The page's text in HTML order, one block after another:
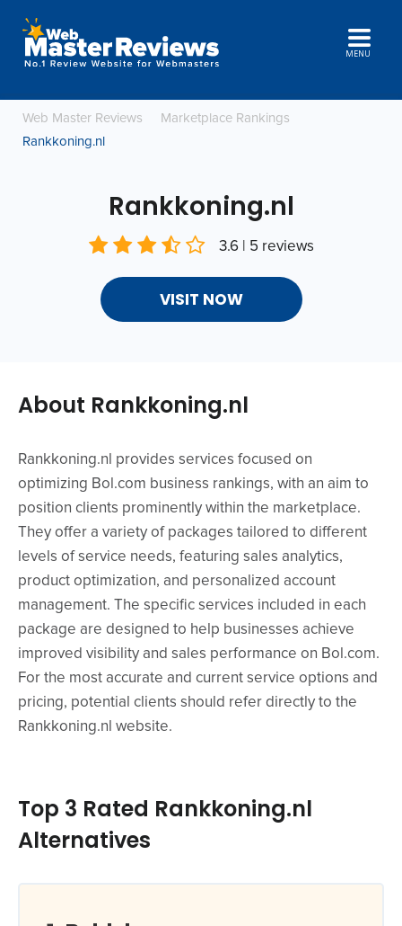
MENU
Web Master Reviews
Marketplace Rankings
Rankkoning.nl
Rankkoning.nl
3.6 | 5 reviews
VISIT NOW
About Rankkoning.nl
Rankkoning.nl provides services focused on
optimizing Bol.com business rankings, with an aim to
position clients prominently within the marketplace.
They offer a variety of packages tailored to different
levels of service needs, featuring sales analytics,
product optimization, and personalized account
management. The specific services included in each
package are designed to help businesses achieve
improved visibility and sales performance on Bol.com.
For the most accurate and current service options and
pricing, potential clients should refer directly to the
Rankkoning.nl website.
Top 3 Rated Rankkoning.nl
Alternatives